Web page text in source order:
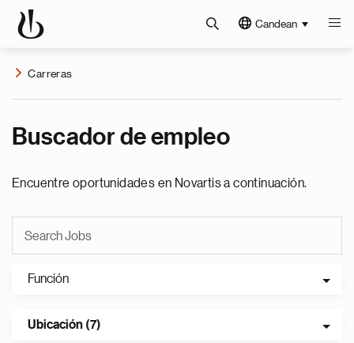
Candean
Carreras
Buscador de empleo
Encuentre oportunidades en Novartis a continuación.
Función
Ubicación (7)